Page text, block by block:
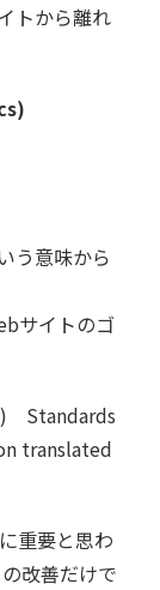
トから離れ
う意味から
サイトのゴ
Standards
translated
重要と思わ
改善だけで